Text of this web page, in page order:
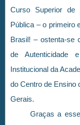
Curso Superior de
Pública – o primeiro
Brasil! – ostenta-se
de Autenticidade
Institucional da
do Centro de Ensino
Gerais.
Graças a